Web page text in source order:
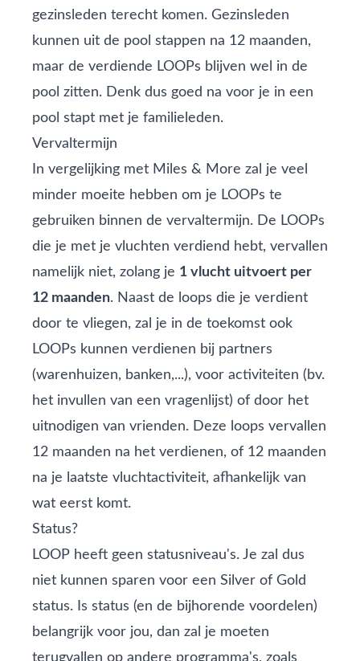
gezinsleden terecht komen. Gezinsleden
kunnen uit de pool stappen na 12 maanden,
maar de verdiende LOOPs blijven wel in de
pool zitten. Denk dus goed na voor je in een
pool stapt met je familieleden.
Vervaltermijn
In vergelijking met Miles & More zal je veel
minder moeite hebben om je LOOPs te
gebruiken binnen de vervaltermijn. De LOOPs
die je met je vluchten verdiend hebt, vervallen
namelijk niet, zolang je 1 vlucht uitvoert per
12 maanden. Naast de loops die je verdient
door te vliegen, zal je in de toekomst ook
LOOPs kunnen verdienen bij partners
(warenhuizen, banken,...), voor activiteiten (bv.
het invullen van een vragenlijst) of door het
uitnodigen van vrienden. Deze loops vervallen
12 maanden na het verdienen, of 12 maanden
na je laatste vluchtactiviteit, afhankelijk van
wat eerst komt.
Status?
LOOP heeft geen statusniveau's. Je zal dus
niet kunnen sparen voor een Silver of Gold
status. Is status (en de bijhorende voordelen)
belangrijk voor jou, dan zal je moeten
terugvallen op andere programma's, zoals